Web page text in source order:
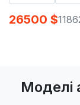
26500 $
Моделі